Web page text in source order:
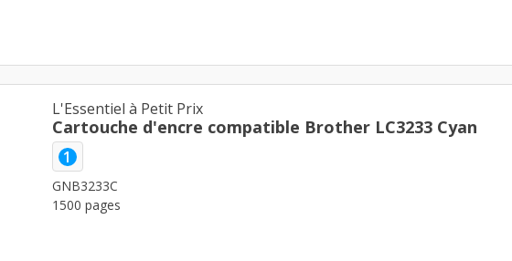
L'Essentiel à Petit Prix
Cartouche d'encre compatible Brother LC3233 Cyan
1
GNB3233C
1500 pages